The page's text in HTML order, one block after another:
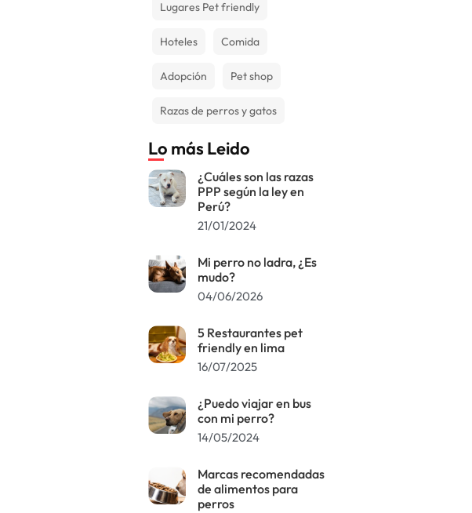
Lugares Pet friendly
Hoteles Comida
Adopción Pet shop
Razas de perros y gatos
Lo más Leido
¿Cuáles son las razas
PPP según la ley en
Perú?
21/01/2024
Mi perro no ladra, ¿Es
mudo?
04/06/2026
5 Restaurantes pet
friendly en lima
16/07/2025
¿Puedo viajar en bus
con mi perro?
14/05/2024
Marcas recomendadas
de alimentos para
perros